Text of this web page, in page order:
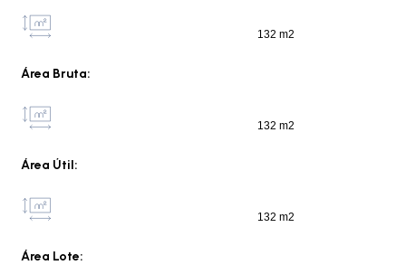
Área Bruta:
132 m2
Área Útil:
132 m2
Área Lote:
132 m2